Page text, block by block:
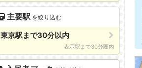
主要駅 を絞り込む
東京駅まで30分以内
表示駅まで30分圏内